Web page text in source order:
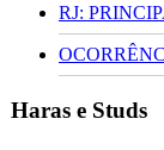
RJ:
Haras e Studs